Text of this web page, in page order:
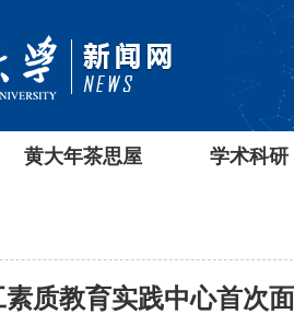
黄大年茶思屋 学术科研
质教育实践中心首次